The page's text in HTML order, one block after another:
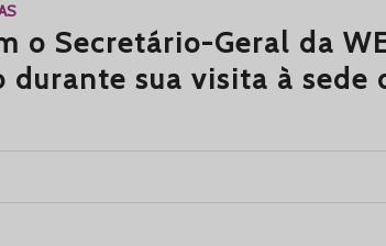
o Secretário-Geral da
sua visita à sede